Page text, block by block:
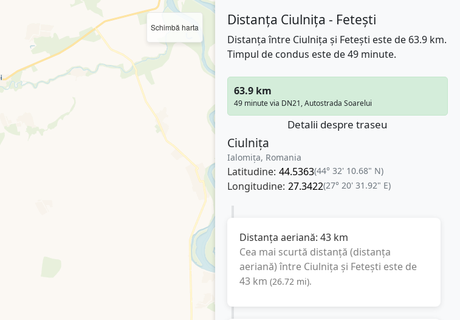
Schimbă harta Distanța Ciulnița - Fetești
Distanța între Ciulnița și Fetești este de 63.9 km.
Timpul de condus este de 49 minute.
63.9 km
49 minute via DN21, Autostrada Soarelui
Detalii despre traseu
Ciulnița
Ialomița, Romania
Latitudine: 44.5363(44° 32' 10.68" N)
Longitudine: 27.3422(27° 20' 31.92" E)
Distanța aeriană: 43 km
Cea mai scurtă distanță (distanța
aeriană) între Ciulnița și Fetești este de
43 km (26.72 mi).